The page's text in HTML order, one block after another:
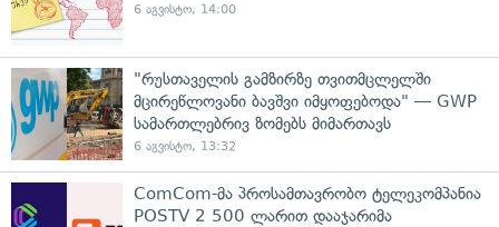
6 აგვისტო, 14:00
"რუსთაველის გამზირზე თვითმცლელში
მცირეწლოვანი ბავშვი იმყოფებოდა" — GWP
სამართლებრივ ზომებს მიმართავს
6 აგვისტო, 13:32
ComCom-მა პროსამთავრობო ტელეკომპანია
POSTV 2 500 ლარით დააჯარიმა